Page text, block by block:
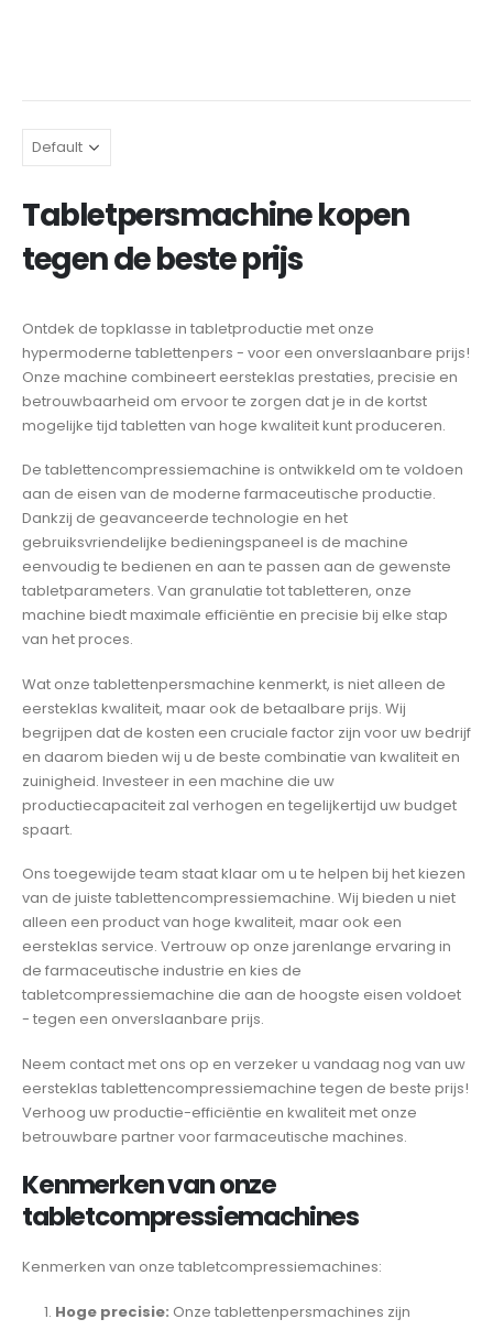
Tabletpersmachine kopen
tegen de beste prijs
Ontdek de topklasse in tabletproductie met onze
hypermoderne tablettenpers - voor een onverslaanbare prijs!
Onze machine combineert eersteklas prestaties, precisie en
betrouwbaarheid om ervoor te zorgen dat je in de kortst
mogelijke tijd tabletten van hoge kwaliteit kunt produceren.
De tablettencompressiemachine is ontwikkeld om te voldoen
aan de eisen van de moderne farmaceutische productie.
Dankzij de geavanceerde technologie en het
gebruiksvriendelijke bedieningspaneel is de machine
eenvoudig te bedienen en aan te passen aan de gewenste
tabletparameters. Van granulatie tot tabletteren, onze
machine biedt maximale efficiëntie en precisie bij elke stap
van het proces.
Wat onze tablettenpersmachine kenmerkt, is niet alleen de
eersteklas kwaliteit, maar ook de betaalbare prijs. Wij
begrijpen dat de kosten een cruciale factor zijn voor uw bedrijf
en daarom bieden wij u de beste combinatie van kwaliteit en
zuinigheid. Investeer in een machine die uw
productiecapaciteit zal verhogen en tegelijkertijd uw budget
spaart.
Ons toegewijde team staat klaar om u te helpen bij het kiezen
van de juiste tablettencompressiemachine. Wij bieden u niet
alleen een product van hoge kwaliteit, maar ook een
eersteklas service. Vertrouw op onze jarenlange ervaring in
de farmaceutische industrie en kies de
tabletcompressiemachine die aan de hoogste eisen voldoet
- tegen een onverslaanbare prijs.
Neem contact met ons op en verzeker u vandaag nog van uw
eersteklas tablettencompressiemachine tegen de beste prijs!
Verhoog uw productie-efficiëntie en kwaliteit met onze
betrouwbare partner voor farmaceutische machines.
Kenmerken van onze
tabletcompressiemachines
Kenmerken van onze tabletcompressiemachines:
Hoge precisie: Onze tablettenpersmachines zijn